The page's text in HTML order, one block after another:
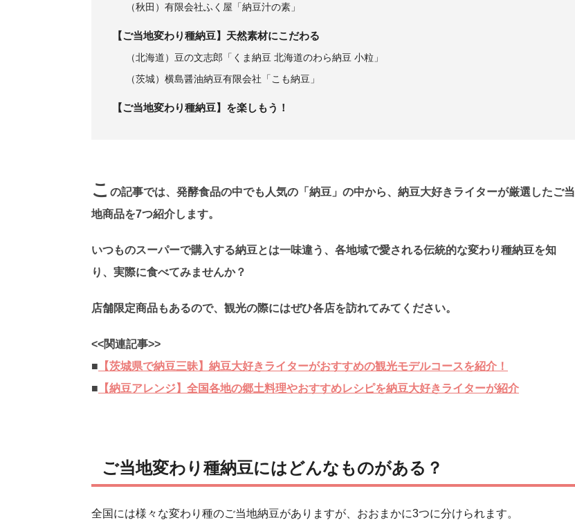
（秋田）有限会社ふく屋「納豆汁の素」
【ご当地変わり種納豆】天然素材にこだわる
（北海道）豆の文志郎「くま納豆 北海道のわら納豆 小粒」
（茨城）横島醤油納豆有限会社「こも納豆」
【ご当地変わり種納豆】を楽しもう！
こ の記事では、発酵食品の中でも人気の「納豆」の中から、納豆大好きライターが厳選したご当
地商品を7つ紹介します。
いつものスーパーで購入する納豆とは一味違う、各地域で愛される伝統的な変わり種納豆を知
り、実際に食べてみませんか？
店舗限定商品もあるので、観光の際にはぜひ各店を訪れてみてください。
<<関連記事>>
■ 【茨城県で納豆三昧】納豆大好きライターがおすすめの観光モデルコースを紹介！
■ 【納豆アレンジ】全国各地の郷土料理やおすすめレシピを納豆大好きライターが紹介
ご当地変わり種納豆にはどんなものがある？
全国には様々な変わり種のご当地納豆がありますが、おおまかに3つに分けられます。